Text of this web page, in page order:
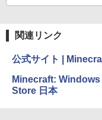
関連リンク
公式サイト |
Minecraft:
Store 日本